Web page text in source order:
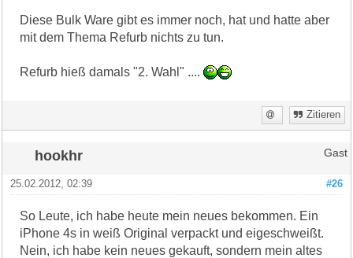
Diese Bulk Ware gibt es immer noch, hat und hatte aber
mit dem Thema Refurb nichts zu tun.
Refurb hieß damals "2. Wahl" ....
Zitieren
hookhr Gast
#26
25.02.2012, 02:39
So Leute, ich habe heute mein neues bekommen. Ein
iPhone 4s in weiß Original verpackt und eigeschweißt.
Nein, ich habe kein neues gekauft, sondern mein altes